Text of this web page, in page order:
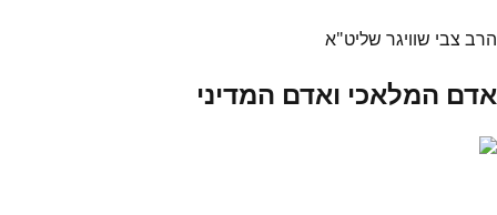
הרב צבי שוויגר שליט"א
אדם המלאכי ואדם המדיני